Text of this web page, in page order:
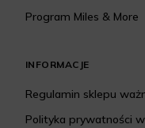
Program Miles & More
INFORMACJE
Regulamin sklepu
Polityka prywatności